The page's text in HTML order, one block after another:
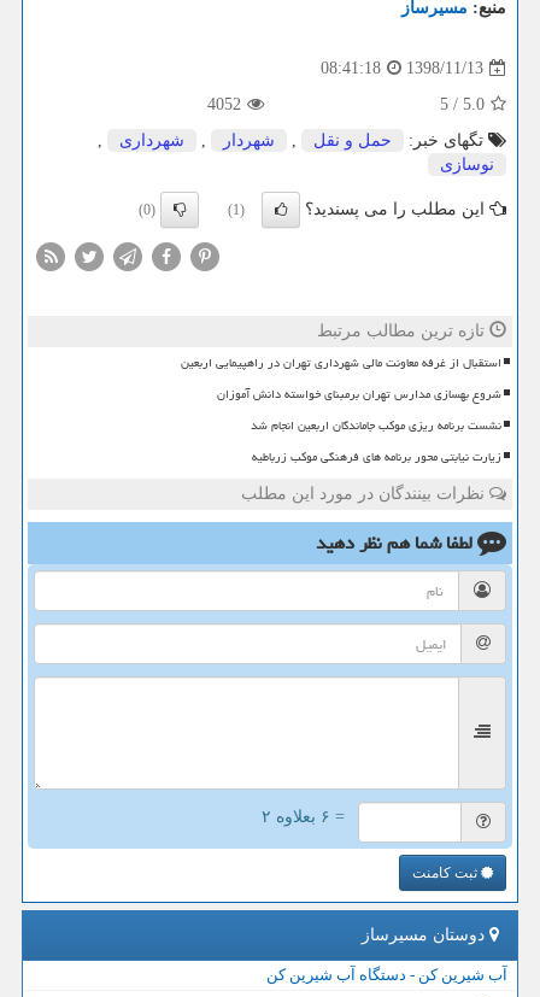
منبع: مسیرساز
1398/11/13
08:41:18
5.0
/
5
4052
تگهای خبر:
حمل و نقل , شهردار , شهرداری
,
نوسازی
این مطلب را می پسندید؟ (1)
(0)
تازه ترین مطالب مرتبط
استقبال از غرفه معاونت مالی شهرداری تهران در راهپیمایی اربعین
شروع بهسازی مدارس تهران برمبنای خواسته دانش آموزان
نشست برنامه ریزی موکب جاماندگان اربعین انجام شد
زیارت نیابتی محور برنامه های فرهنگی موکب زرباطیه
نظرات بینندگان در مورد این مطلب
لطفا شما همنظر دهید
= ۶ بعلاوه ۲
ثبت کامنت
دوستان مسیرساز
آب شیرین کن - دستگاه آب شیرین کن